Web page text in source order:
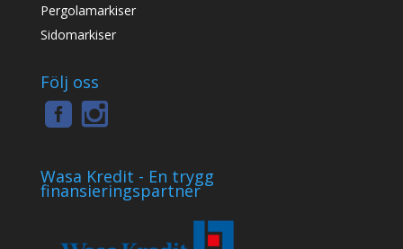
Pergolamarkiser
Sidomarkiser
Följ oss
Wasa Kredit - En trygg
finansieringspartner